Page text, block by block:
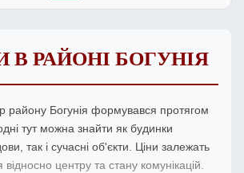
В РАЙОНІ БОГУНІЯ
району Богунія формувався протягом
тут можна знайти як будинки
так і сучасні об'єкти. Ціни залежать
відносно центру та стану комунікацій.